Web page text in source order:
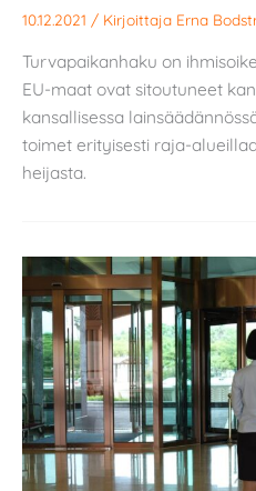
10.12.2021 / Kirjoittaja Erna
Turvapaikanhaku on
EU-maat ovat sitoutuneet
kansallisessa
toimet erityisesti raja-
heijasta.